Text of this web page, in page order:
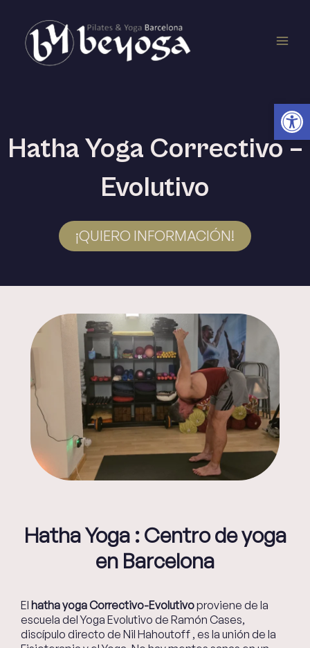
contenido
Hatha Yoga Correctivo –
Evolutivo
¡QUIERO INFORMACIÓN!
Hatha Yoga : Centro de yoga
en Barcelona
El hatha yoga Correctivo-Evolutivoproviene de la
escuela del Yoga Evolutivo de Ramón Cases,
discípulo directo de Nil Hahoutoff , es la unión de la